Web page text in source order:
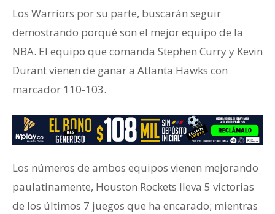
Los Warriors por su parte, buscarán seguir
demostrando porqué son el mejor equipo de la
NBA. El equipo que comanda Stephen Curry y Kevin
Durant vienen de ganar a Atlanta Hawks con
marcador 110-103.
Los números de ambos equipos vienen mejorando
paulatinamente, Houston Rockets lleva 5 victorias
de los últimos 7 juegos que ha encarado; mientras